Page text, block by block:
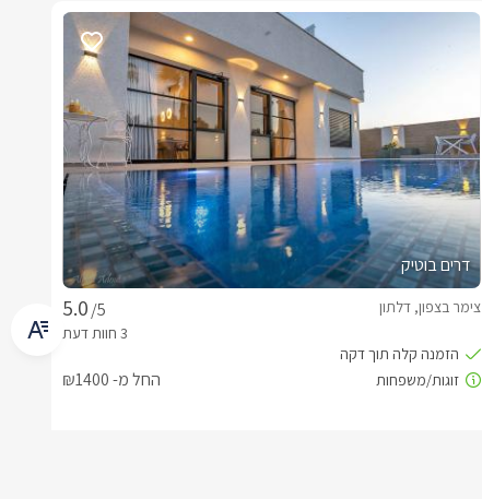
דרים בוטיק
/5
צימר בצפון, דלתון
החל מ- ₪1400